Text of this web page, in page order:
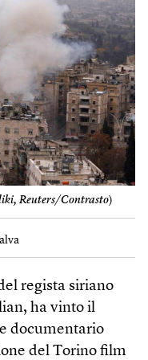
Reuters/Contrasto)
regista siriano
ha vinto il
documentario
del Torino film